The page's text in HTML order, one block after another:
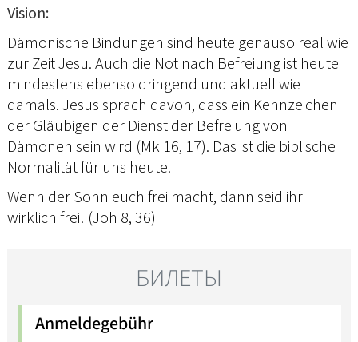
Vision:
Dämonische Bindungen sind heute genauso real wie
zur Zeit Jesu. Auch die Not nach Befreiung ist heute
mindestens ebenso dringend und aktuell wie
damals. Jesus sprach davon, dass ein Kennzeichen
der Gläubigen der Dienst der Befreiung von
Dämonen sein wird (Mk 16, 17). Das ist die biblische
Normalität für uns heute.
Wenn der Sohn euch frei macht, dann seid ihr
wirklich frei! (Joh 8, 36)